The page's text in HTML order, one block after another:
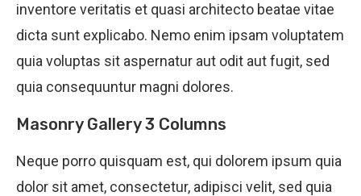
inventore veritatis et quasi architecto beatae vitae
dicta sunt explicabo. Nemo enim ipsam voluptatem
quia voluptas sit aspernatur aut odit aut fugit, sed
quia consequuntur magni dolores.
Masonry Gallery 3 Columns
Neque porro quisquam est, qui dolorem ipsum quia
dolor sit amet, consectetur, adipisci velit, sed quia